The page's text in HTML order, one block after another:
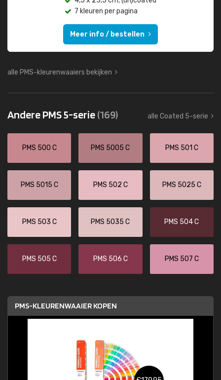
7 kleuren per pagina
Meer info / bestellen
alle PMS-kleurenwaaiers bekijken
Andere PMS 5-serie(169) alle Coated 5-serie
PMS 500 C PMS 5005 C PMS 501 C
PMS 5015 C PMS 502 C PMS 5025 C
PMS 503 C PMS 5035 C PMS 504 C
PMS 505 C PMS 506 C PMS 507 C
PMS-KLEURENWAAIER KOPEN